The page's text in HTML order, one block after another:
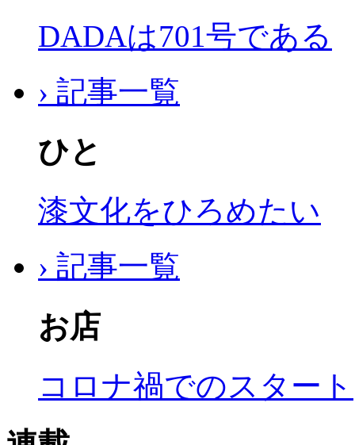
DADAは701号である
› 記事一覧
ひと
漆文化をひろめたい
› 記事一覧
お店
コロナ禍でのスタート